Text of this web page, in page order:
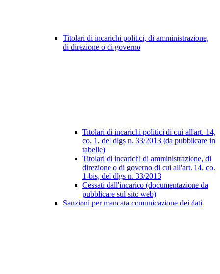
Titolari di incarichi politici, di amministrazione,
di direzione o di governo
Titolari di incarichi politici di cui all'art. 14,
co. 1, del dlgs n. 33/2013 (da pubblicare in
tabelle)
Titolari di incarichi di amministrazione, di
direzione o di governo di cui all'art. 14, co.
1-bis, del dlgs n. 33/2013
Cessati dall'incarico (documentazione da
pubblicare sul sito web)
Sanzioni per mancata comunicazione dei dati